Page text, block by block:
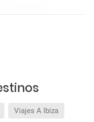
tiene que
Viajes A Ibiza